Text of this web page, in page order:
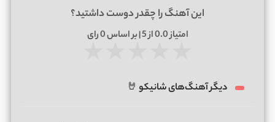
این آهنگ را چقدر دوست داشتید؟
امتیاز0.0از 5 | بر اساس 0رای
دیگر آهنگ‌های شانیکو 🤘